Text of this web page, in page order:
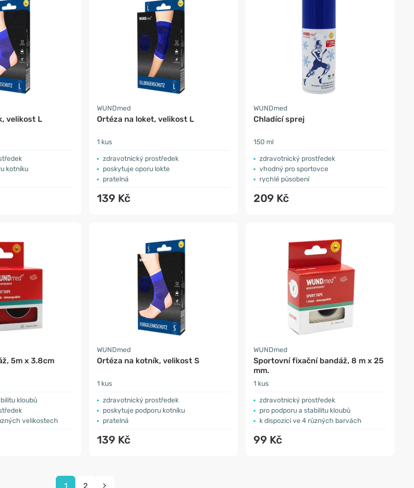
velikost L
kotníku
WUNDmed
Ortéza na loket, velikost L
1 kus
zdravotnický prostředek
poskytuje oporu lokte
pratelná
139 Kč
WUNDmed
Chladící sprej
150 ml
zdravotnický prostředek
vhodný pro sportovce
rychlé působení
209 Kč
5m x 3.8cm
kloubů
velikostech
WUNDmed
Ortéza na kotník, velikost S
1 kus
zdravotnický prostředek
poskytuje podporu kotníku
pratelná
139 Kč
WUNDmed
Sportovní fixační bandáž, 8 m x 25
mm.
1 kus
zdravotnický prostředek
pro podporu a stabilitu kloubů
k dispozici ve 4 různých barvách
99 Kč
1 2